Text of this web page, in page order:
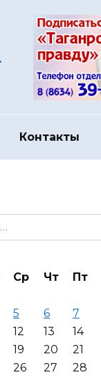
Контакты
Ср Чт Пт
5 6 7
12 13 14
19 20 21
26 27 28